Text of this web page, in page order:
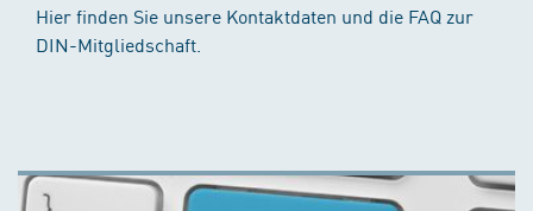
Hier finden Sie unsere Kontaktdaten und die FAQ zur
DIN-Mitgliedschaft.